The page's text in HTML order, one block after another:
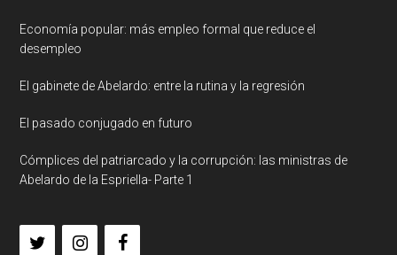
Economía popular: más empleo formal que reduce el
desempleo
El gabinete de Abelardo: entre la rutina y la regresión
El pasado conjugado en futuro
Cómplices del patriarcado y la corrupción: las ministras de
Abelardo de la Espriella- Parte 1